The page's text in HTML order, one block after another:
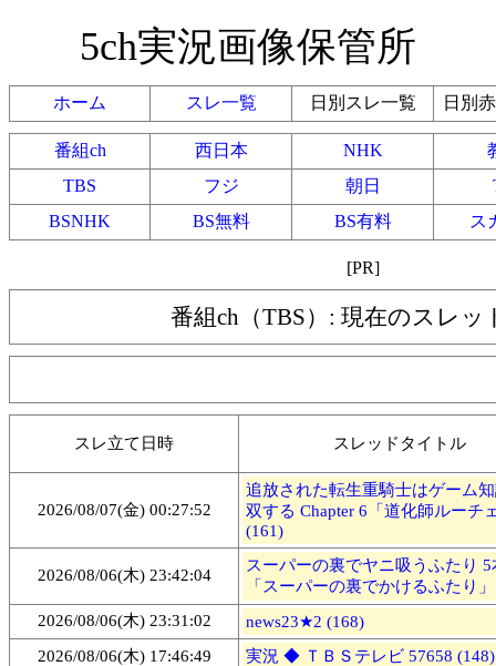
5ch実況画像保管所
ホーム スレ一覧 日別スレ一覧 日別
番組ch 西日本 NHK
TBS
フジ 朝日
BSNHK
BS無料 BS有料 ス
[PR]
番組ch（TBS）: 現在のスレッ
スレ立て日時 スレッドタイトル
2026/08/07(金) 00:27:52
追放された転生重騎士はゲーム
双する Chapter 6「道化師ルーチ
(161)
2026/08/06(木) 23:42:04
スーパーの裏でヤニ吸うふたり 5
「スーパーの裏でかけるふたり
2026/08/06(木) 23:31:02
news23★2 (168)
2026/08/06(木) 17:46:49
実況 ◆ ＴＢＳテレビ 57658 (148)